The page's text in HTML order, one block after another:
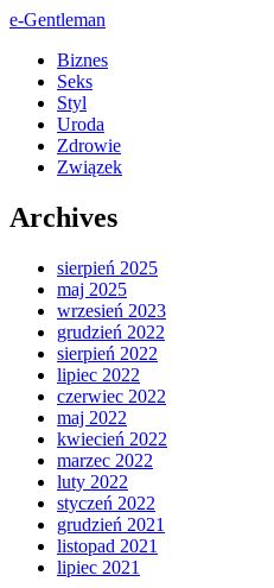
e-Gentleman
Biznes
Seks
Styl
Uroda
Zdrowie
Związek
Archives
sierpień 2025
maj 2025
wrzesień 2023
grudzień 2022
sierpień 2022
lipiec 2022
czerwiec 2022
maj 2022
kwiecień 2022
marzec 2022
luty 2022
styczeń 2022
grudzień 2021
listopad 2021
lipiec 2021